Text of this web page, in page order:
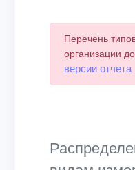
Перечень
организации
версии отчета.